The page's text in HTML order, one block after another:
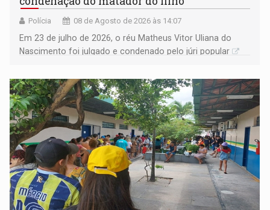
Polícia 08 de Agosto de 2026 às 14:07
Em 23 de julho de 2026, o réu Matheus Vitor Uliana do
Nascimento foi julgado e condenado pelo júri popular